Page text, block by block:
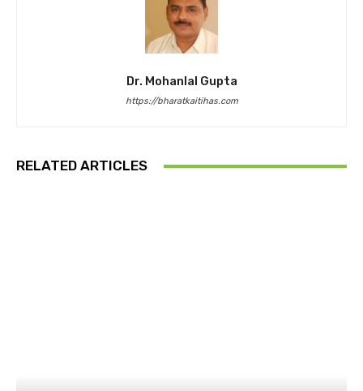
Dr. Mohanlal Gupta
https://bharatkaitihas.com
RELATED ARTICLES